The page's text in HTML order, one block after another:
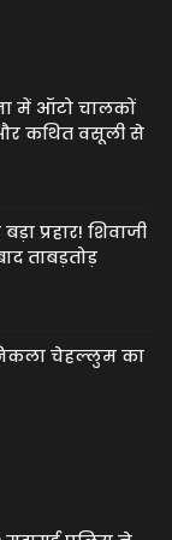
में ऑटो चालकों
कथित वसूली से
प्रहार! शिवाजी
ताबड़तोड़
चेहल्लुम का